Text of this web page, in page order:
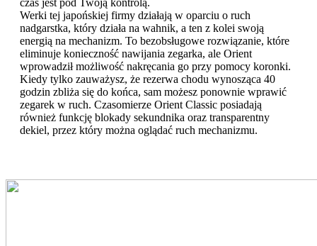
Werki tej japońskiej firmy działają w oparciu o ruch
nadgarstka, który działa na wahnik, a ten z kolei swoją
energią na mechanizm. To bezobsługowe rozwiązanie, które
eliminuje konieczność nawijania zegarka, ale Orient
wprowadził możliwość nakręcania go przy pomocy koronki.
Kiedy tylko zauważysz, że rezerwa chodu wynosząca 40
godzin zbliża się do końca, sam możesz ponownie wprawić
zegarek w ruch. Czasomierze Orient Classic posiadają
również funkcję blokady sekundnika oraz transparentny
dekiel, przez który można oglądać ruch mechanizmu.